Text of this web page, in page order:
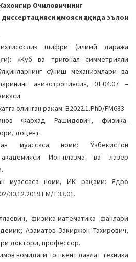
Очиловичнинг
ҳимояси ҳақида эълон
шифри (илмий даража
«Куб ва тригонал симметрияли
сўниш механизмлари ва
анизотропияси», 01.04.07 –
олинган рақам: В2022.1.PhD/FM683
Фархад Рашидович, физика-
доцент.
муассаса номи: Ўзбекистон
Ион-плазма ва лазер
муассаса номи, ИК рақами: Ядро
30.12.2019.FM/T.33.01.
физика-математика фанлари
Азаматов Закиржон Тахирович,
доктори, профессор.
номидаги Тошкент давлат техника